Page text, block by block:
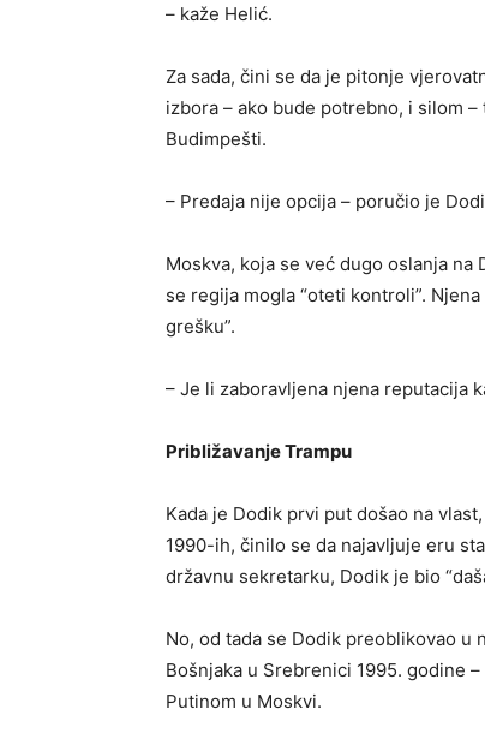
– kaže Helić.
Za sada, čini se da je pitonje
izbora – ako bude potrebno, i silom
Budimpešti.
– Predaja nije opcija – poručio je
Moskva, koja se već dugo oslanja
se regija mogla “oteti kontroli”.
grešku”.
– Je li zaboravljena njena reputacija
Približavanje Trampu
Kada je Dodik prvi put došao na
1990-ih, činilo se da najavljuje eru
državnu sekretarku, Dodik je bio
No, od tada se Dodik preoblikovao u
Bošnjaka u Srebrenici 1995. godine
Putinom u Moskvi.